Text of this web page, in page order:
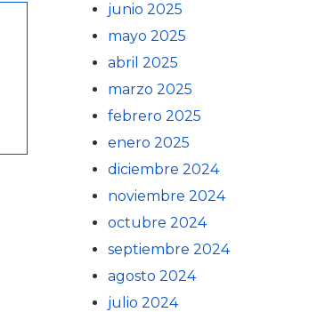
junio 2025
mayo 2025
abril 2025
marzo 2025
febrero 2025
enero 2025
diciembre 2024
noviembre 2024
octubre 2024
septiembre 2024
agosto 2024
julio 2024